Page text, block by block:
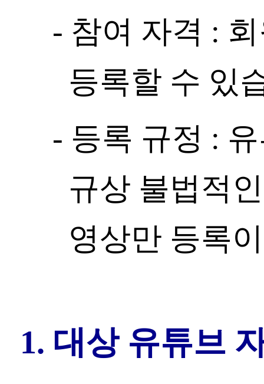
- 참여 자격 :
등록할 수 있
- 등록 규정 :
규상 불법적
영상만 등록
1. 대상 유튜브